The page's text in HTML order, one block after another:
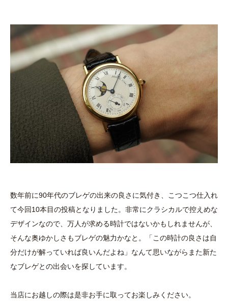
数年前に90年代のブレゲの出来の良さに気付き、こつこつ仕入れ
て今回10本目の投稿となりました。非常にクラシカルで控えめな
デザインなので、万人が求める時計ではないかもしれませんが、
そんな奥ゆかしさもブレゲの魅力かなと。「この時計の良さは自
分だけが解っていれば良いんだよね」なんて思いながらまた新た
なブレゲとの出会いを探しています。
当店にお越しの際は是非お手に取ってお楽しみください。